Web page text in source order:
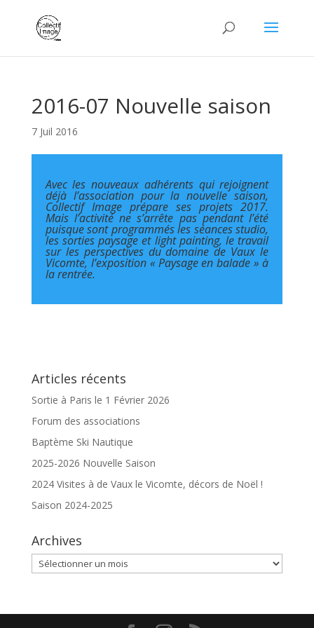
2016-07 Nouvelle saison
7 Juil 2016
Avec les nouveaux adhérents qui rejoignent
déjà l’association pour la nouvelle saison,
Collectif Image prépare ses projets 2017.
Mais l’activité ne s’arrête pas pendant l’été
puisque sont programmés les séances studio,
les sorties paysage et light painting, le travail
sur les perspectives du domaine de Vaux le
Vicomte, l’exposition « Paysage en balade » à
la rentrée.
Articles récents
Sortie à Paris le 1 Février 2026
Forum des associations
Baptème Ski Nautique
2025-2026 Nouvelle Saison
2024 Visites à de Vaux le Vicomte, décors de Noël !
Saison 2024-2025
Archives
Archives